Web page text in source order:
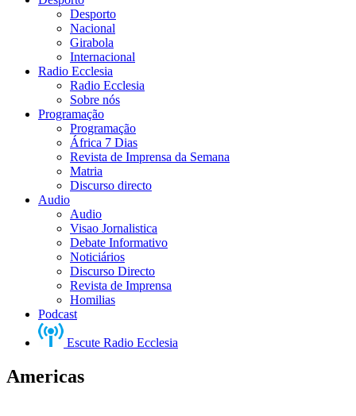
Desporto
Nacional
Girabola
Internacional
Radio Ecclesia
Radio Ecclesia
Sobre nós
Programação
Programação
África 7 Dias
Revista de Imprensa da Semana
Matria
Discurso directo
Audio
Audio
Visao Jornalistica
Debate Informativo
Noticiários
Discurso Directo
Revista de Imprensa
Homilias
Podcast
Escute Radio Ecclesia
Americas